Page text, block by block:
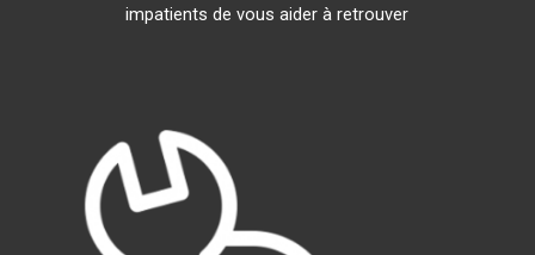
impatients de vous aider à retrouver